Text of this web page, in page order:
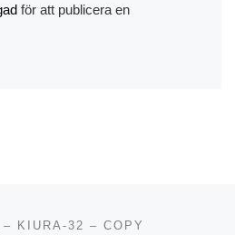
för att publicera en
– KIURA-32 – COPY